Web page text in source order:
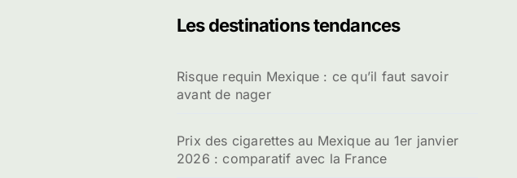
Les destinations tendances
Risque requin Mexique : ce qu’il faut savoir
avant de nager
Prix des cigarettes au Mexique au 1er janvier
2026 : comparatif avec la France